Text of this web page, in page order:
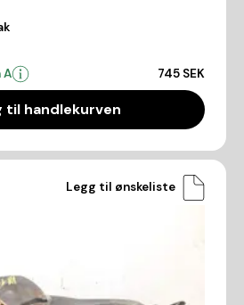
A 745 SEK
til handlekurven
Legg til ønskeliste